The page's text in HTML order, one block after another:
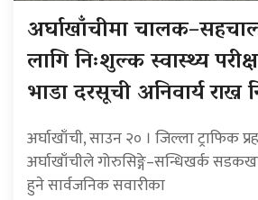
अर्घाखाँचीमा
लागि निःशुल्क स्वास्थ्य
भाडा दरसूची अनिवार्य राख्न
अर्घाखाँची, साउन २० । जिल्ला ट्राफिक
अर्घाखाँचीले गोरुसिङ्गे–सन्धिखर्क
हुने सार्वजनिक सवारीका